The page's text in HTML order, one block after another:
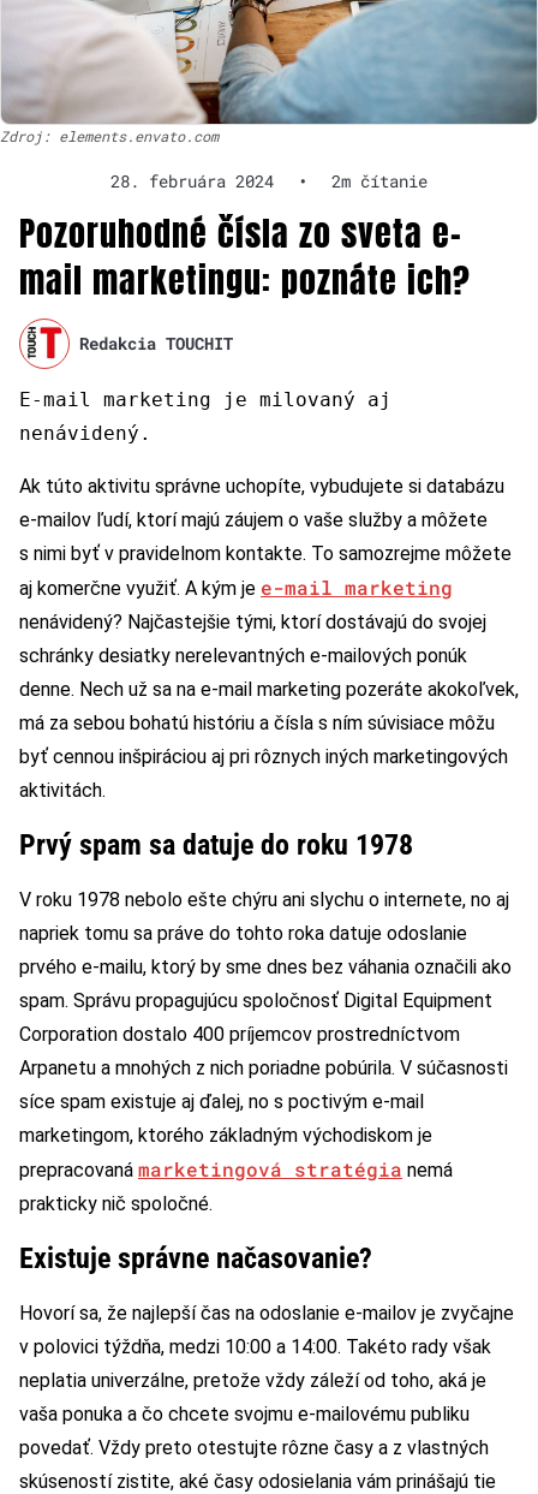
Zdroj: elements.envato.com
28. februára 2024 • 2m čítanie
Pozoruhodné čísla zo sveta e-
mail marketingu: poznáte ich?
Redakcia TOUCHIT
E-mail marketing je milovaný aj
nenávidený.
Ak túto aktivitu správne uchopíte, vybudujete si databázu
e-mailov ľudí, ktorí majú záujem o vaše služby a môžete
s nimi byť v pravidelnom kontakte. To samozrejme môžete
aj komerčne využiť. A kým je e-mail marketing
nenávidený? Najčastejšie tými, ktorí dostávajú do svojej
schránky desiatky nerelevantných e-mailových ponúk
denne. Nech už sa na e-mail marketing pozeráte akokoľvek,
má za sebou bohatú históriu a čísla s ním súvisiace môžu
byť cennou inšpiráciou aj pri rôznych iných marketingových
aktivitách.
Prvý spam sa datuje do roku 1978
V roku 1978 nebolo ešte chýru ani slychu o internete, no aj
napriek tomu sa práve do tohto roka datuje odoslanie
prvého e-mailu, ktorý by sme dnes bez váhania označili ako
spam. Správu propagujúcu spoločnosť Digital Equipment
Corporation dostalo 400 príjemcov prostredníctvom
Arpanetu a mnohých z nich poriadne pobúrila. V súčasnosti
síce spam existuje aj ďalej, no s poctivým e-mail
marketingom, ktorého základným východiskom je
prepracovaná marketingová stratégia nemá
prakticky nič spoločné.
Existuje správne načasovanie?
Hovorí sa, že najlepší čas na odoslanie e-mailov je zvyčajne
v polovici týždňa, medzi 10:00 a 14:00. Takéto rady však
neplatia univerzálne, pretože vždy záleží od toho, aká je
vaša ponuka a čo chcete svojmu e-mailovému publiku
povedať. Vždy preto otestujte rôzne časy a z vlastných
skúseností zistite, aké časy odosielania vám prinášajú tie